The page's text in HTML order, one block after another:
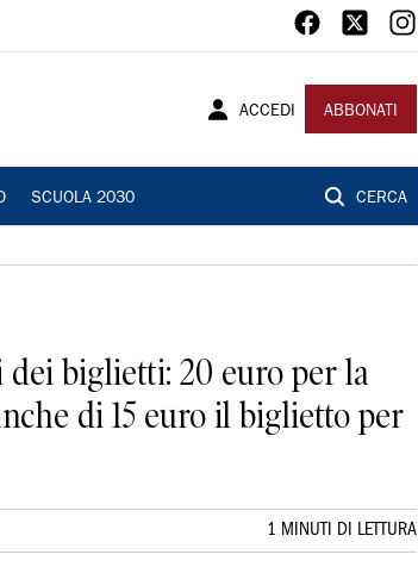
ACCEDI ABBONATI
SCUOLA 2030 CERCA
dei biglietti: 20 euro per la
di 15 euro il biglietto per
1 MINUTI DI LETTURA